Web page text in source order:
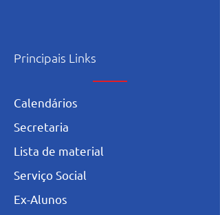
Principais Links
Calendários
Secretaria
L ista de material
Serviço Social
Ex-Alunos